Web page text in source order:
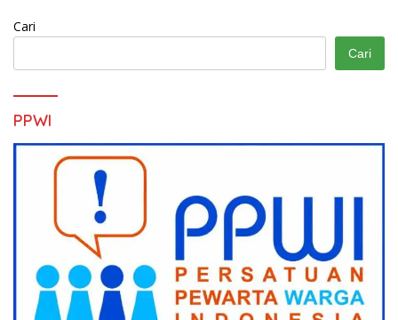
Cari
Cari
PPWI